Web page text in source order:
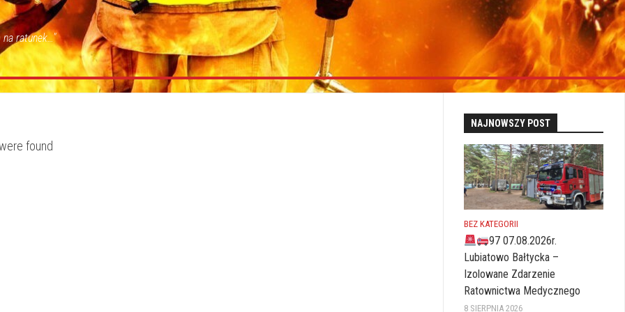
na ratunek…"
found
NAJNOWSZY POST
BEZ KATEGORII
97 07.08.2026r.
Lubiatowo Bałtycka –
Izolowane Zdarzenie
Ratownictwa Medycznego
8 SIERPNIA 2026